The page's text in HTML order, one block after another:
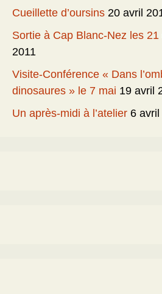
Cueillette d’oursins 20 avril
Sortie à Cap Blanc-Nez les 21
2011
Visite-Conférence « Dans
dinosaures » le 7 mai 19 avril
Un après-midi à l’atelier 6